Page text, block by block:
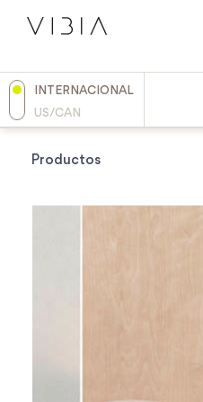
INTERNACIONAL
US/CAN
Productos